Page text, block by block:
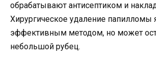
обрабатывают антисептиком и
Хирургическое удаление папилломы
эффективным методом, но может
небольшой рубец.